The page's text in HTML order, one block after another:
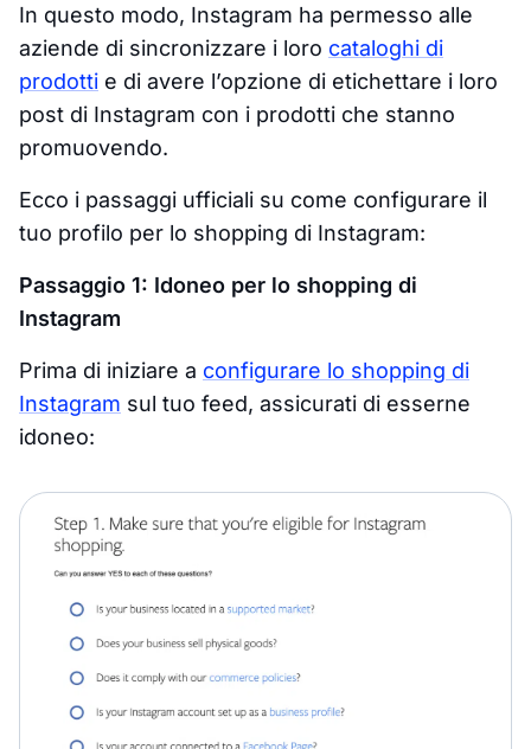
In questo modo, Instagram ha permesso alle
aziende di sincronizzare i loro cataloghi di
prodotti e di avere l’opzione di etichettare i loro
post di Instagram con i prodotti che stanno
promuovendo.
Ecco i passaggi ufficiali su come configurare il
tuo profilo per lo shopping di Instagram:
Passaggio 1: Idoneo per lo shopping di
Instagram
Prima di iniziare a configurare lo shopping di
Instagram sul tuo feed, assicurati di esserne
idoneo: